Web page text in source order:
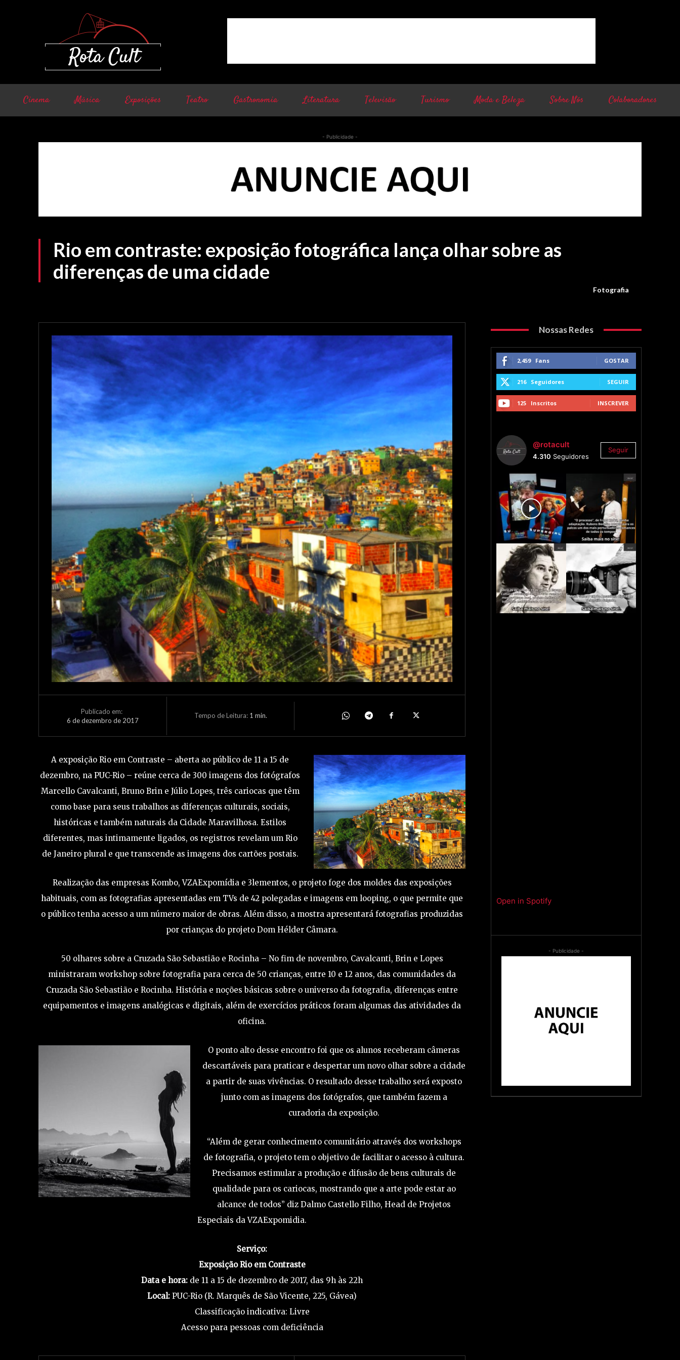
Cinema Música Exposições Teatro Gastronomia Literatura Televisão Turismo Moda e Beleza Sobre Nós Colaboradores
- Publicidade -
Rio em contraste: exposição fotográfica lança olhar sobre as
diferenças de uma cidade
Fotografia
Publicado em:
6 de dezembro de 2017
Tempo de Leitura: 1 min.
A exposição Rio em Contraste – aberta ao público de 11 a 15 de
dezembro, na PUC-Rio – reúne cerca de 300 imagens dos fotógrafos
Marcello Cavalcanti, Bruno Brin e Júlio Lopes, três cariocas que têm
como base para seus trabalhos as diferenças culturais, sociais,
históricas e também naturais da Cidade Maravilhosa. Estilos
diferentes, mas intimamente ligados, os registros revelam um Rio
de Janeiro plural e que transcende as imagens dos cartões postais.
Realização das empresas Kombo, VZAExpomídia e 3lementos, o projeto foge dos moldes das exposições
habituais, com as fotografias apresentadas em TVs de 42 polegadas e imagens em looping, o que permite que
o público tenha acesso a um número maior de obras. Além disso, a mostra apresentará fotografias produzidas
por crianças do projeto Dom Hélder Câmara.
50 olhares sobre a Cruzada São Sebastião e Rocinha – No fim de novembro, Cavalcanti, Brin e Lopes
ministraram workshop sobre fotografia para cerca de 50 crianças, entre 10 e 12 anos, das comunidades da
Cruzada São Sebastião e Rocinha. História e noções básicas sobre o universo da fotografia, diferenças entre
equipamentos e imagens analógicas e digitais, além de exercícios práticos foram algumas das atividades da
oficina.
O ponto alto desse encontro foi que os alunos receberam câmeras
descartáveis para praticar e despertar um novo olhar sobre a cidade
a partir de suas vivências. O resultado desse trabalho será exposto
junto com as imagens dos fotógrafos, que também fazem a
curadoria da exposição.
“Além de gerar conhecimento comunitário através dos workshops
de fotografia, o projeto tem o objetivo de facilitar o acesso à cultura.
Precisamos estimular a produção e difusão de bens culturais de
qualidade para os cariocas, mostrando que a arte pode estar ao
alcance de todos” diz Dalmo Castello Filho, Head de Projetos
Especiais da VZAExpomidia.
Serviço:
Exposição Rio em Contraste
Data e hora: de 11 a 15 de dezembro de 2017, das 9h às 22h
Local: PUC-Rio (R. Marquês de São Vicente, 225, Gávea)
Classificação indicativa: Livre
Acesso para pessoas com deficiência
Nossas Redes
2,459 Fans GOSTAR
216 Seguidores SEGUIR
125 Inscritos INSCREVER
@rotacult
4.310 Seguidores
Seguir
Open in Spotify
- Publicidade -